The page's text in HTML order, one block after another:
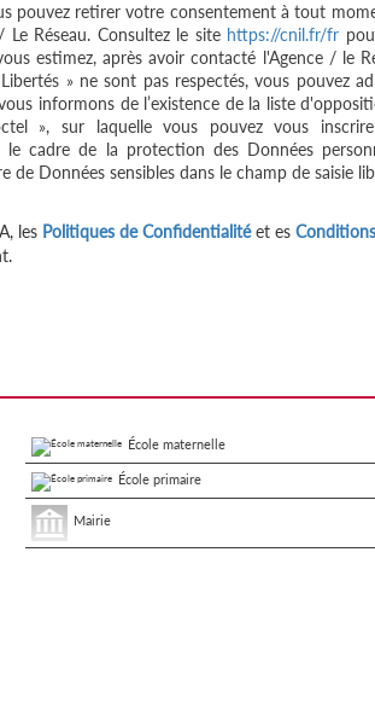
pouvez retirer votre consentement à tout
Réseau. Consultez le site https://cnil.fr/fr
estimez, après avoir contacté l'Agence / le
» ne sont pas respectés, vous pouvez
informons de l’existence de la liste
», sur laquelle vous pouvez vous
le cadre de la protection des Données
de Données sensibles dans le champ de saisie
les Politiques de Confidentialitéet es Conditions
École maternelle
École primaire
Mairie